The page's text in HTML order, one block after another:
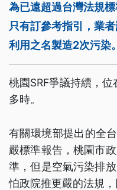
為已遠超過台灣法規
只有訂參考指引，業
利用之名製造2次污染。
桃園SRF爭議持續，
多時。
有關環境部提出的全
嚴標準報告，桃園市
準，但是空氣污染排
怕政院推更嚴的法規